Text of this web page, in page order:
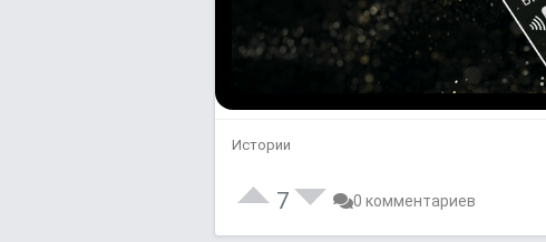
Истории
7 0 комментариев